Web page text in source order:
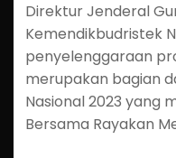
Direktur Jenderal
Kemendikbudristek
penyelenggaraan
merupakan bagian
Nasional 2023 yang
Bersama Rayakan